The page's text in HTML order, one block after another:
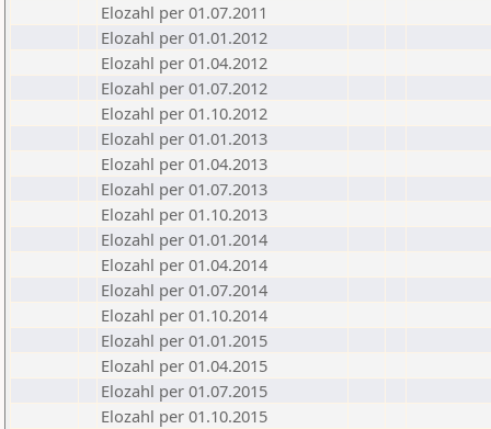
Elozahl per 01.07.2011
Elozahl per 01.01.2012
Elozahl per 01.04.2012
Elozahl per 01.07.2012
Elozahl per 01.10.2012
Elozahl per 01.01.2013
Elozahl per 01.04.2013
Elozahl per 01.07.2013
Elozahl per 01.10.2013
Elozahl per 01.01.2014
Elozahl per 01.04.2014
Elozahl per 01.07.2014
Elozahl per 01.10.2014
Elozahl per 01.01.2015
Elozahl per 01.04.2015
Elozahl per 01.07.2015
Elozahl per 01.10.2015